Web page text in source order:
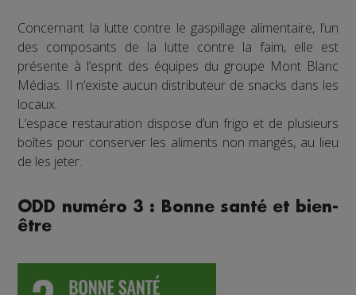
Concernant la lutte contre le gaspillage alimentaire, l’un
des composants de la lutte contre la faim, elle est
présente à l’esprit des équipes du groupe Mont Blanc
Médias. Il n’existe aucun distributeur de snacks dans les
locaux.
L’espace restauration dispose d’un frigo et de plusieurs
boîtes pour conserver les aliments non mangés, au lieu
de les jeter.
ODD numéro 3 : Bonne santé et bien-
être